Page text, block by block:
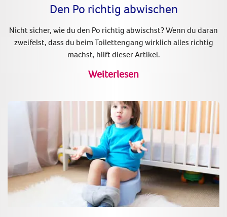
Den Po richtig abwischen
Nicht sicher, wie du den Po richtig abwischst? Wenn du daran
zweifelst, dass du beim Toilettengang wirklich alles richtig
machst, hilft dieser Artikel.
Weiterlesen